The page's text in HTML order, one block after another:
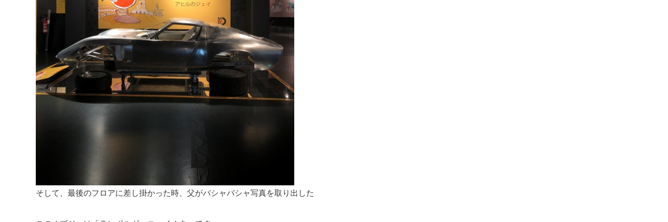
そして、最後のフロアに差し掛かった時、父がバシャバシャ写真を取り出した